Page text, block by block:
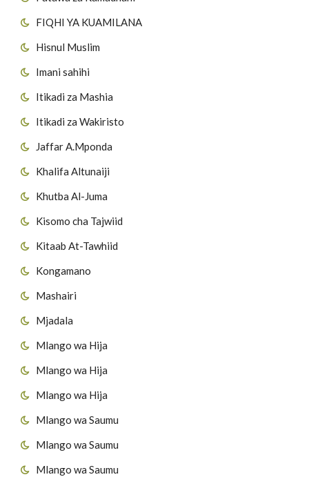
FIQHI YA KUAMILANA
Hisnul Muslim
Imani sahihi
Itikadi za Mashia
Itikadi za Wakiristo
Jaffar A.Mponda
Khalifa Altunaiji
Khutba Al-Juma
Kisomo cha Tajwiid
Kitaab At-Tawhiid
Kongamano
Mashairi
Mjadala
Mlango wa Hija
Mlango wa Hija
Mlango wa Hija
Mlango wa Saumu
Mlango wa Saumu
Mlango wa Saumu